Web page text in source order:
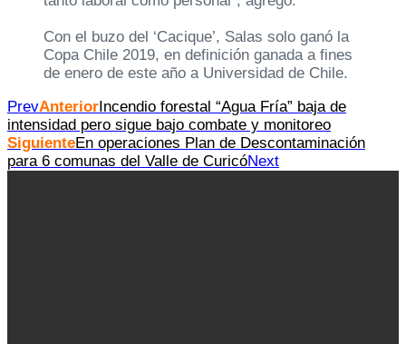
Con el buzo del ‘Cacique’, Salas solo ganó la
Copa Chile 2019, en definición ganada a fines
de enero de este año a Universidad de Chile.
PrevAnteriorIncendio forestal “Agua Fría” baja de
intensidad pero sigue bajo combate y monitoreo
SiguienteEn operaciones Plan de Descontaminación
para 6 comunas del Valle de CuricóNext